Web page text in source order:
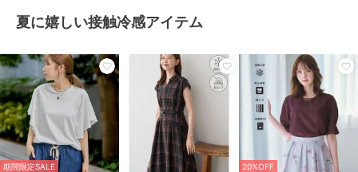
夏に嬉しい接触冷感アイテム
期間限定SALE 20%OFF